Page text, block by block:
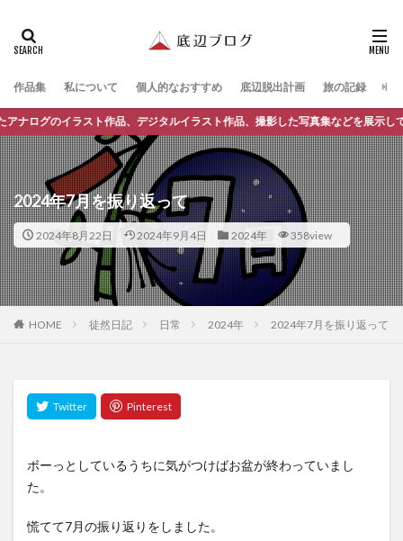
作品集 私について 個人的なおすすめ 底辺脱出計画 旅の記録 レ
品、デジタルイラスト作品、撮影した写真集などを展示しています！
2024年7月を振り返って
2024年8月22日 2024年9月4日 2024年 358view
HOME 徒然日記 日常 2024年 2024年7月を振り返って
ボーっとしているうちに気がつけばお盆が終わっていまし
た。
慌てて7月の振り返りをしました。